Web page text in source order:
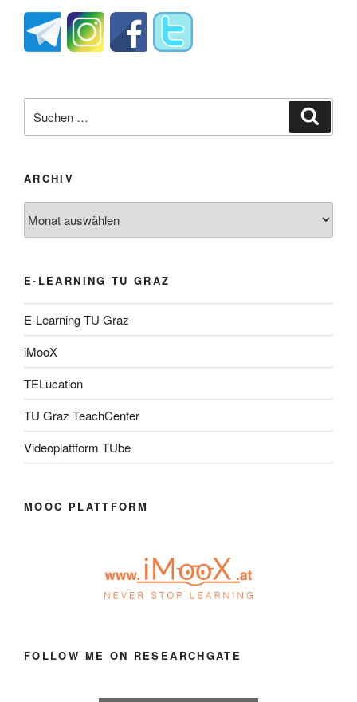
nach:
ARCHIV
E-LEARNING TU GRAZ
E-Learning TU Graz
iMooX
TELucation
TU Graz TeachCenter
Videoplattform TUbe
MOOC PLATTFORM
FOLLOW ME ON RESEARCHGATE